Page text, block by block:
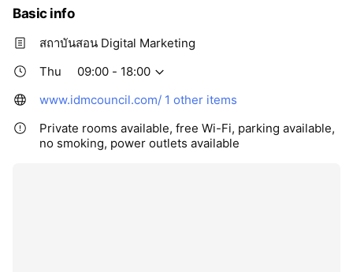
Basic info
สถาบันสอน Digital Marketing
Thu
09:00 - 18:00
www.idmcouncil.com/ 1 other items
Private rooms available, free Wi-Fi, parking available,
no smoking, power outlets available